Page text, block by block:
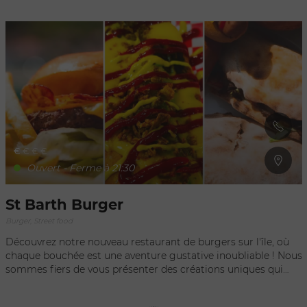
comme le Baba exotique et la mousse au chocolat liégeoise.
Entre les noodles box, les riz sautés au wok à la minute et les
brochettes yakitoris, sans oublier les nems et burgers Sando
au poulet frit, découvrez des saveurs d’Asie servies dans des
packagings parfaits pour manger entre amis, en famille
comme au bureau.
€ € € €
Ouvert - Ferme à 21:30
St Barth Burger
Découvrez notre nouveau restaurant de burgers sur l'île, où
chaque bouchée est une aventure gustative inoubliable ! Nous
sommes fiers de vous présenter des créations uniques qui